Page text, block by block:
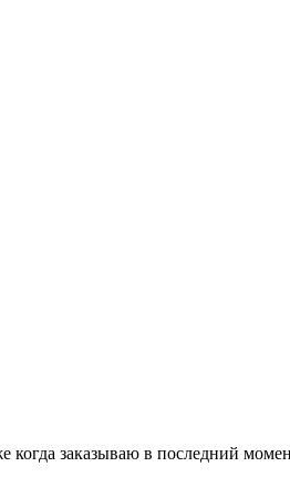
когда заказываю в последний